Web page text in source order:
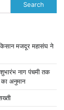
Search
मजदूर महासंघ ने
शुभारंभ नाग पंचमी तक
अनुमान